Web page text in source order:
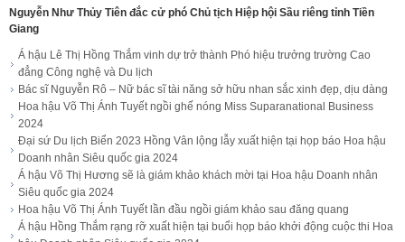
Nguyễn Như Thủy Tiên đắc cử phó Chủ tịch Hiệp hội Sầu riêng tỉnh Tiền
Giang
Á hậu Lê Thị Hồng Thắm vinh dự trở thành Phó hiệu trưởng trường Cao
đẳng Công nghệ và Du lịch
Bác sĩ Nguyễn Rô – Nữ bác sĩ tài năng sở hữu nhan sắc xinh đẹp, dịu dàng
Hoa hậu Võ Thị Ánh Tuyết ngồi ghế nóng Miss Suparanational Business
2024
Đại sứ Du lịch Biển 2023 Hồng Vân lộng lẫy xuất hiện tại họp báo Hoa hậu
Doanh nhân Siêu quốc gia 2024
Á hậu Võ Thị Hương sẽ là giám khảo khách mời tại Hoa hậu Doanh nhân
Siêu quốc gia 2024
Hoa hậu Võ Thị Ánh Tuyết lần đầu ngồi giám khảo sau đăng quang
Á hậu Hồng Thắm rạng rỡ xuất hiện tại buổi họp báo khởi động cuộc thi Hoa